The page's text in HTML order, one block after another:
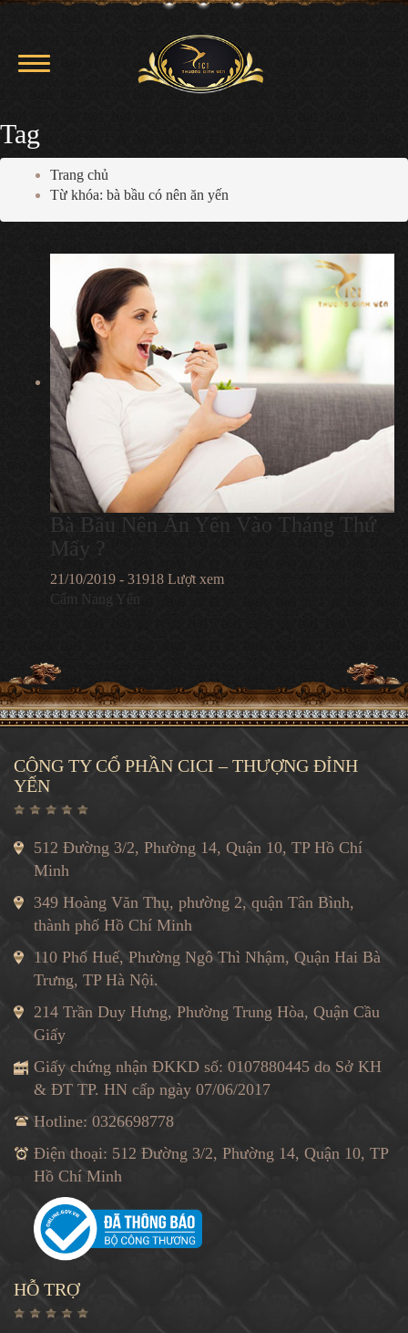
Tag
Trang chủ
Từ khóa: bà bầu có nên ăn yến
Bà Bầu Nên Ăn Yến Vào Tháng Thứ
Mấy ?
21/10/2019 - 31918 Lượt xem
Cẩm Nang Yến
CÔNG TY CỔ PHẦN CICI – THƯỢNG ĐỈNH
YẾN
512 Đường 3/2, Phường 14, Quận 10, TP Hồ Chí
Minh
349 Hoàng Văn Thụ, phường 2, quận Tân Bình,
thành phố Hồ Chí Minh
110 Phố Huế, Phường Ngô Thì Nhậm, Quận Hai Bà
Trưng, TP Hà Nội.
214 Trần Duy Hưng, Phường Trung Hòa, Quận Cầu
Giấy
Giấy chứng nhận ĐKKD số: 0107880445 do Sở KH
& ĐT TP. HN cấp ngày 07/06/2017
Hotline: 0326698778
Điện thoại: 512 Đường 3/2, Phường 14, Quận 10, TP
Hồ Chí Minh
HỖ TRỢ